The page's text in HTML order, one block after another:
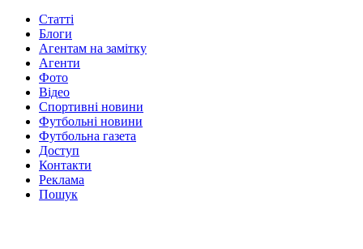
Статті
Блоги
Агентам на замітку
Агенти
Фото
Відео
Спортивні новини
Футбольні новини
Футбольна газета
Доступ
Контакти
Реклама
Пошук